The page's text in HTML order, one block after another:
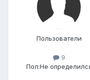
Пользователи
9
Пол:Не